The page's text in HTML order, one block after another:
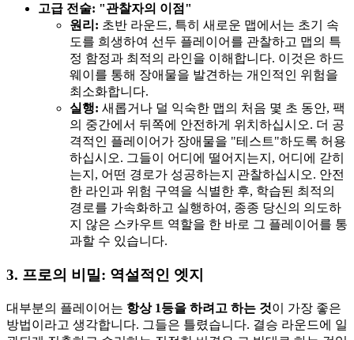
고급 전술: "관찰자의 이점"
원리: 초반 라운드, 특히 새로운 맵에서는 초기 속
도를 희생하여 선두 플레이어를 관찰하고 맵의 특
정 함정과 최적의 라인을 이해합니다. 이것은 하드
웨이를 통해 장애물을 발견하는 개인적인 위험을
최소화합니다.
실행: 새롭거나 덜 익숙한 맵의 처음 몇 초 동안, 팩
의 중간에서 뒤쪽에 안전하게 위치하십시오. 더 공
격적인 플레이어가 장애물을 "테스트"하도록 허용
하십시오. 그들이 어디에 떨어지는지, 어디에 갇히
는지, 어떤 경로가 성공하는지 관찰하십시오. 안전
한 라인과 위험 구역을 식별한 후, 학습된 최적의
경로를 가속화하고 실행하여, 종종 당신의 의도하
지 않은 스카우트 역할을 한 바로 그 플레이어를 통
과할 수 있습니다.
3. 프로의 비밀: 역설적인 엣지
대부분의 플레이어는 항상 1등을 하려고 하는 것이 가장 좋은
방법이라고 생각합니다. 그들은 틀렸습니다. 결승 라운드에 일